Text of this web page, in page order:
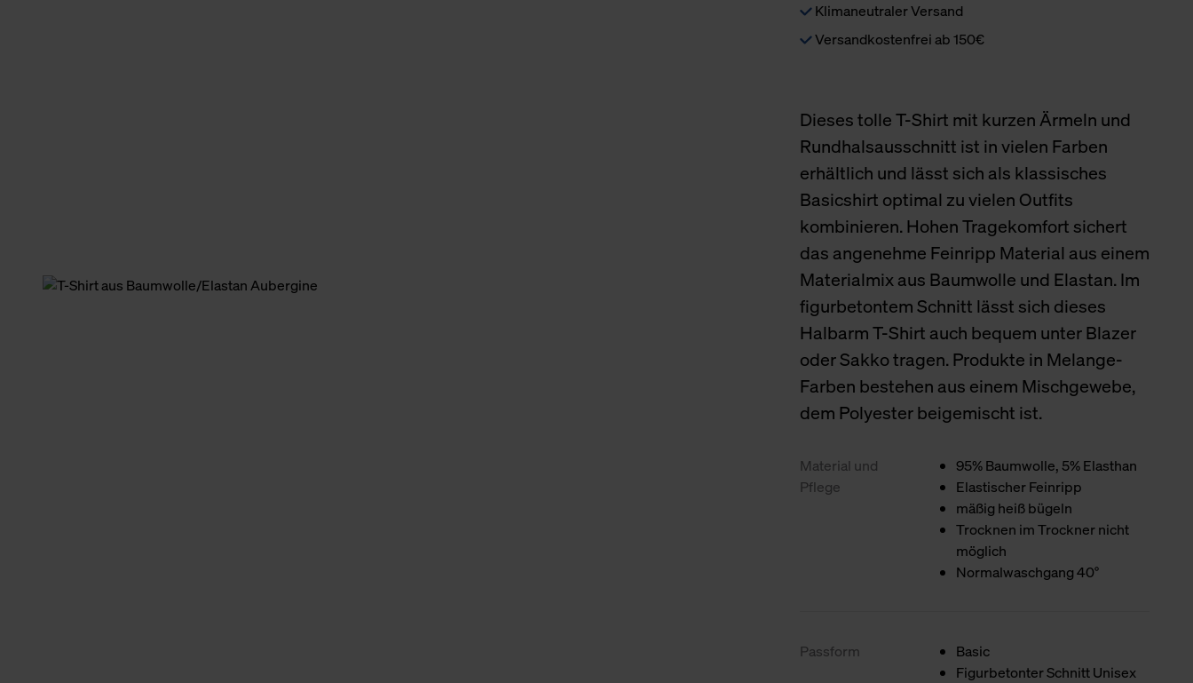
Klimaneutraler Versand
Versandkostenfrei ab 150€
Dieses tolle T-Shirt mit kurzen Ärmeln und
Rundhalsausschnitt ist in vielen Farben
erhältlich und lässt sich als klassisches
Basicshirt optimal zu vielen Outfits
kombinieren. Hohen Tragekomfort sichert
das angenehme Feinripp Material aus einem
Materialmix aus Baumwolle und Elastan. Im
figurbetontem Schnitt lässt sich dieses
Halbarm T-Shirt auch bequem unter Blazer
oder Sakko tragen. Produkte in Melange-
Farben bestehen aus einem Mischgewebe,
dem Polyester beigemischt ist.
Material und
Pflege
95% Baumwolle, 5% Elasthan
Elastischer Feinripp
mäßig heiß bügeln
Trocknen im Trockner nicht
möglich
Normalwaschgang 40°
Passform
Basic
Figurbetonter Schnitt Unisex